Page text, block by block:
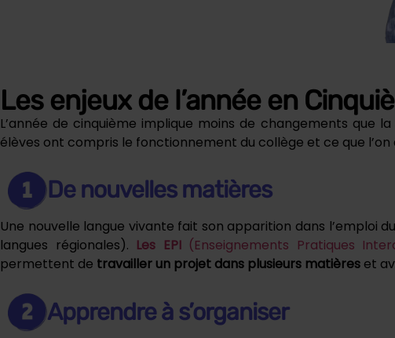
Les enjeux de l’année en
L’année de cinquième implique moins de changements que
élèves ont compris le fonctionnement du collège et ce que l’on
De nouvelles matières
Une nouvelle langue vivante fait son apparition dans l’emploi
langues régionales). Les EPI (Enseignements Pratiques
permettent de travailler un projet dans plusieurs matières et
Apprendre à s’organiser